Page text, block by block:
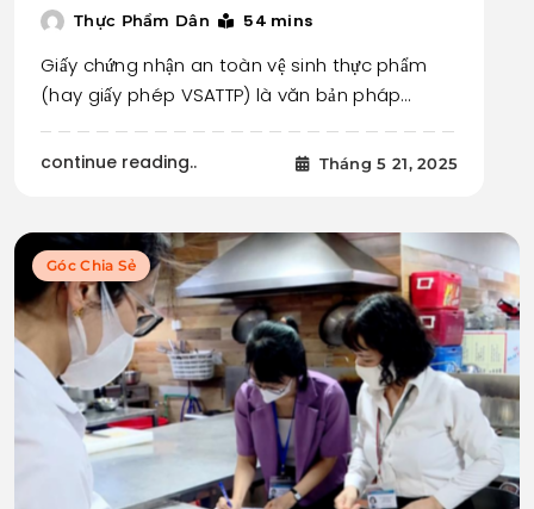
Thực Phẩm Dân 54 mins
Giấy chứng nhận an toàn vệ sinh thực phẩm
(hay giấy phép VSATTP) là văn bản pháp…
continue reading.. Tháng 5 21, 2025
Góc Chia Sẻ